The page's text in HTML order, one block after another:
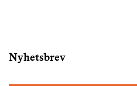
Nyhetsbrev